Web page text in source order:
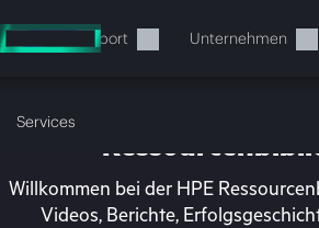
Hauptinhalt
wechseln
Support Unternehmen
Services
Willkommen bei der HPE
Videos, Berichte,